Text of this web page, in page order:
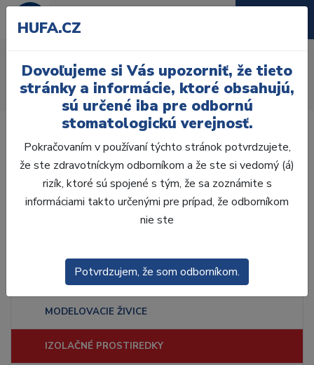
Úvod
Laboratórium, Zub. technika
Vosková modelácia
Izolačné prostiredky
Laboratórium, Zub.
technika
VOSKOVÁ MODELÁCIA
MODELOVACIE ŽIVICE
IZOLAČNÉ PROSTIREDKY
HUFA.CZ
Dovoľujeme si Vás upozorniť, že tieto
stránky a informácie, ktoré obsahujú,
sú určené iba pre odbornú
stomatologickú verejnosť.
Pokračovaním v používaní týchto stránok potvrdzujete,
že ste zdravotníckym odborníkom a že ste si vedomý (á)
rizík, ktoré sú spojené s tým, že sa zoznámite s
informáciami takto určenými pre prípad, že odborníkom
nie ste
Potvrdzujem, že som odborníkom.